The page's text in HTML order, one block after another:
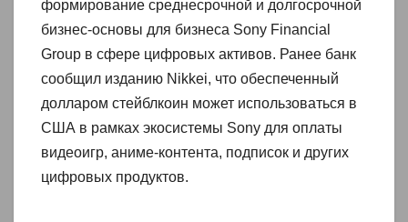
формирование среднесрочной и долгосрочной
бизнес-основы для бизнеса Sony Financial
Group в сфере цифровых активов. Ранее банк
сообщил изданию Nikkei, что обеспеченный
долларом стейблкоин может использоваться в
США в рамках экосистемы Sony для оплаты
видеоигр, аниме-контента, подписок и других
цифровых продуктов.